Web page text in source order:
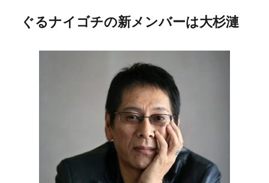
ぐるナイゴチの新メンバーは大杉漣